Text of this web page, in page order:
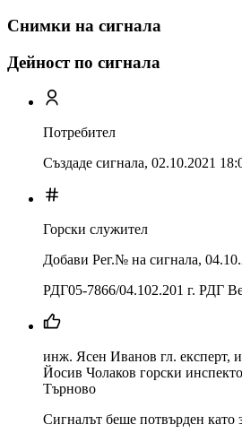
Снимки на сигнала
Дейност по сигнала
Потребител
Създаде сигнала, 02.10.2021
Горски служител
Добави Рег.№ на сигнала,
РДГ05-7866/04.102.201 г. РДГ
инж. Ясен Иванов гл.
Йосив Чолаков горски
Търново
Сигналът беше потвърден като